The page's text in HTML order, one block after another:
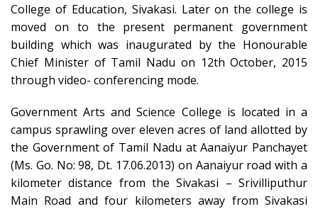
College of Education, Sivakasi. Later on the college is
moved on to the present permanent government
building which was inaugurated by the Honourable
Chief Minister of Tamil Nadu on 12th October, 2015
through video- conferencing mode.
Government Arts and Science College is located in a
campus sprawling over eleven acres of land allotted by
the Government of Tamil Nadu at Aanaiyur Panchayet
(Ms. Go. No: 98, Dt. 17.06.2013) on Aanaiyur road with a
kilometer distance from the Sivakasi – Srivilliputhur
Main Road and four kilometers away from Sivakasi